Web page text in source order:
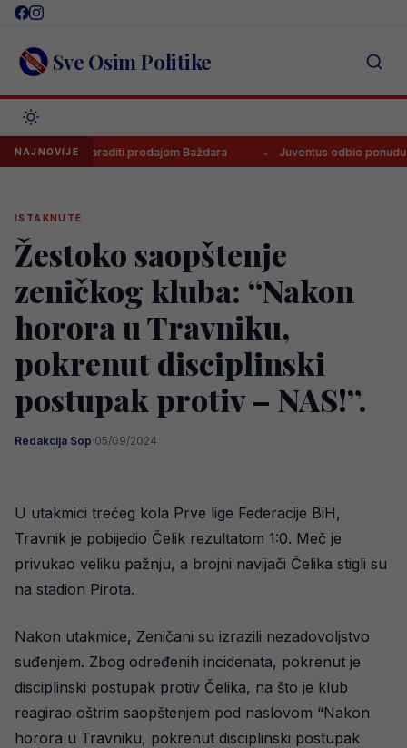
Skip
content Sve Osim Politike
NAJNOVIJE
zaraditi prodajom Baždara Juventus odbio ponudu za
ISTAKNUTE
Žestoko saopštenje
zeničkog kluba: “Nakon
horora u Travniku,
pokrenut disciplinski
postupak protiv – NAS!”.
Redakcija Sop·05/09/2024
U utakmici trećeg kola Prve lige Federacije BiH,
Travnik je pobijedio Čelik rezultatom 1:0. Meč je
privukao veliku pažnju, a brojni navijači Čelika stigli su
na stadion Pirota.
Nakon utakmice, Zeničani su izrazili nezadovoljstvo
suđenjem. Zbog određenih incidenata, pokrenut je
disciplinski postupak protiv Čelika, na što je klub
reagirao oštrim saopštenjem pod naslovom “Nakon
horora u Travniku, pokrenut disciplinski postupak